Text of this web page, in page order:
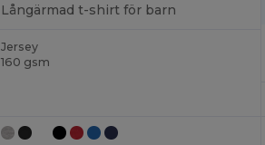
Långärmad t-shirt för barn
Jersey
160 gsm